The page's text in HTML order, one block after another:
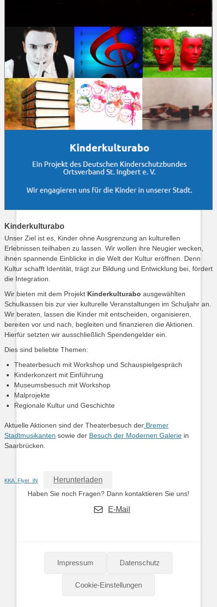
Kinderkulturabo
Unser Ziel ist es, Kinder ohne Ausgrenzung an kulturellen
Erlebnissen teilhaben zu lassen. Wir wollen ihre Neugier wecken,
ihnen spannende Einblicke in die Welt der Kultur eröffnen. Denn
Kultur schafft Identität, trägt zur Bildung und Entwicklung bei, fördert
die Integration.
Wir bieten mit dem Projekt Kinderkulturabo ausgewählten
Schulkassen bis zur vier kulturelle Veranstaltungen im Schuljahr an.
Wir beraten, lassen die Kinder mit entscheiden, organisieren,
bereiten vor und nach, begleiten und finanzieren die Aktionen.
Hierfür setzten wir ausschließlich Spendengelder ein.
Dies sind beliebte Themen:
Theaterbesuch mit Workshop und Schauspielgespräch
Kinderkonzert mit Einführung
Museumsbesuch mit Workshop
Malprojekte
Regionale Kultur und Geschichte
Aktuelle Aktionen sind der Theaterbesuch derBremer
Stadtmusikanten sowie der Besuch der Modernen Galeriein
Saarbrücken.
KKA_Flyer_IN Herunterladen
Haben Sie noch Fragen? Dann kontaktieren Sie uns!
E-Mail
Impressum Datenschutz
Cookie-Einstellungen